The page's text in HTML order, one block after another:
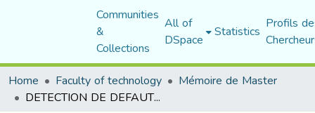
Communities
&
Collections
All of
DSpace Statistics Profils
Home
Faculty of technology Mémoire de Master
DETECTION DE DEFAUTS DE COURT-CRCUIT ENTRES SPIRES STATORIQUES D’UNE MACHINE SYNCHRONE A AIMANTS PERMANENTS (MSAP).